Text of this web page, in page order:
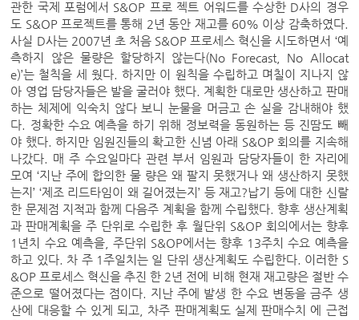
관한 국제 포럼에서 S&OP 프로 젝트 어워드를 수상한 D사의 경우
도 S&OP 프로젝트를 통해 2년 동안 재고를 60% 이상 감축하였다.
사실 D사는 2007년 초 처음 S&OP 프로세스 혁신을 시도하면서 ‘예
측하지 않은 물량은 할당하지 않는다(No Forecast, No Allocat
e)’는 철칙을 세 웠다. 하지만 이 원칙을 수립하고 며칠이 지나지 않
아 영업 담당자들은 발을 굴러야 했다. 계획한 대로만 생산하고 판매
하는 체제에 익숙치 않다 보니 눈물을 머금고 손 실을 감내해야 했
다. 정확한 수요 예측을 하기 위해 정보력을 동원하는 등 진땀도 빼
야 했다. 하지만 임원진들의 확고한 신념 아래 S&OP 회의를 지속해
나갔다. 매 주 수요일마다 관련 부서 임원과 담당자들이 한 자리에
모여 ‘지난 주에 합의한 물 량은 왜 팔지 못했거나 왜 생산하지 못했
는지’ ‘제조 리드타임이 왜 길어졌는지’ 등 재고?납기 등에 대한 신랄
한 문제점 지적과 함께 다음주 계획을 함께 수립했다. 향후 생산계획
과 판매계획을 주 단위로 수립한 후 월단위 S&OP 회의에서는 향후
1년치 수요 예측을, 주단위 S&OP에서는 향후 13주치 수요 예측을
하고 있다. 차 주 1주일치는 일 단위 생산계획도 수립한다. 이러한 S
&OP 프로세스 혁신을 추진 한 2년 전에 비해 현재 재고량은 절반 수
준으로 떨어졌다는 점이다. 지난 주에 발생 한 수요 변동을 금주 생
산에 대응할 수 있게 되고, 차주 판매계획도 실제 판매수치 에 근접